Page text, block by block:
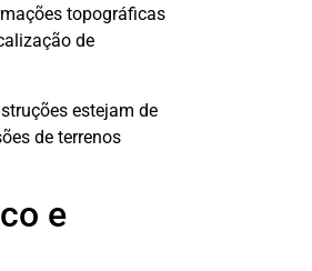
topográficas
de
estejam de
de terrenos
e